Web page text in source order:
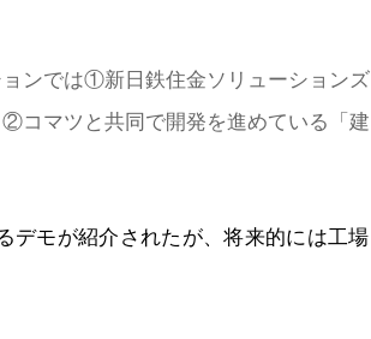
ンでは①新日鉄住金ソリューションズ
コマツと共同で開発を進めている「建
モが紹介されたが、将来的には工場